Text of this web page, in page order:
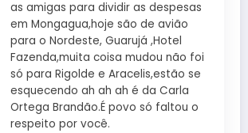
as amigas para dividir as despesas
em Mongagua,hoje são de avião
para o Nordeste, Guarujá ,Hotel
Fazenda,muita coisa mudou não foi
só para Rigolde e Aracelis,estão se
esquecendo ah ah ah é da Carla
Ortega Brandão.É povo só faltou o
respeito por você.